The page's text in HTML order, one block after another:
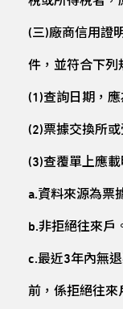
(三)廠商信用證
件，並符合下列
(1)查詢日期，應
(2)票據交換所
(3)查覆單上應載
a.資料來源為票
b.非拒絕往來戶
c.最近3年內無
前，係拒絕往來